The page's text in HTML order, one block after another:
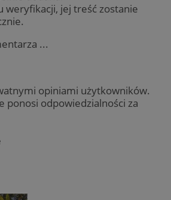
weryfikacji, jej treść zostanie
...
opiniami użytkowników.
ponosi odpowiedzialności za